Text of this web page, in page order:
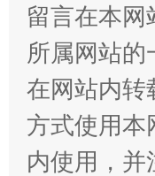
站台名比
留言在本
所属网站
在网站内转
方式使用本
内使用，并